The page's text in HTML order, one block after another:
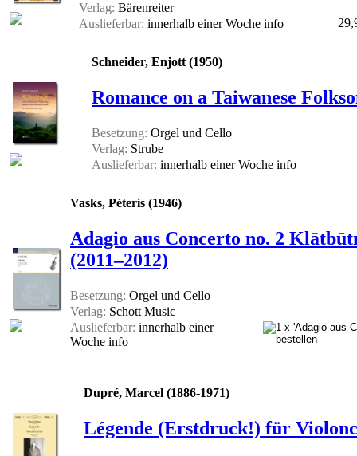
Verlag: Bärenreiter
Auslieferbar: innerhalb einer Woche info
Schneider, Enjott (1950)
Romance on a Taiwanese
Besetzung: Orgel und Cello
Verlag: Strube
Auslieferbar: innerhalb einer Woche info
Vasks, Péteris (1946)
Adagio aus Concerto no. 2
(2011–2012)
Besetzung: Orgel und Cello
Verlag: Schott Music
Auslieferbar: innerhalb einer
Woche info
Dupré, Marcel (1886-1971)
Légende (Erstdruck!) für